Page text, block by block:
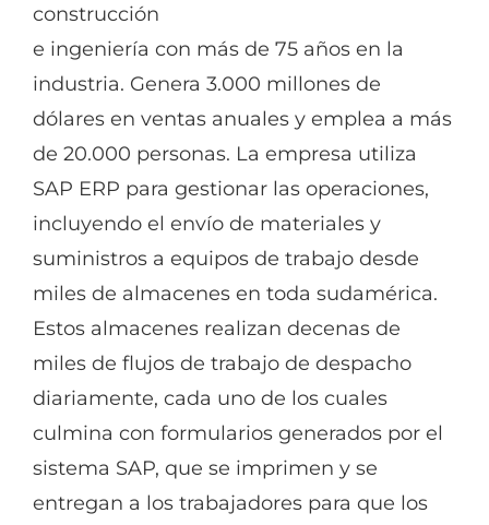
construcción
e ingeniería con más de 75 años en la
industria. Genera 3.000 millones de
dólares en ventas anuales y emplea a más
de 20.000 personas. La empresa utiliza
SAP ERP para gestionar las operaciones,
incluyendo el envío de materiales y
suministros a equipos de trabajo desde
miles de almacenes en toda sudamérica.
Estos almacenes realizan decenas de
miles de flujos de trabajo de despacho
diariamente, cada uno de los cuales
culmina con formularios generados por el
sistema SAP, que se imprimen y se
entregan a los trabajadores para que los